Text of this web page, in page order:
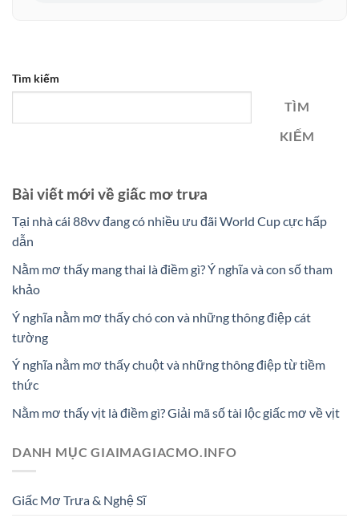
Tìm kiếm
TÌM
KIẾM
Bài viết mới về giấc mơ trưa
Tại nhà cái 88vv đang có nhiều ưu đãi World Cup cực hấp
dẫn
Nằm mơ thấy mang thai là điềm gì? Ý nghĩa và con số tham
khảo
Ý nghĩa nằm mơ thấy chó con và những thông điệp cát
tường
Ý nghĩa nằm mơ thấy chuột và những thông điệp từ tiềm
thức
Nằm mơ thấy vịt là điềm gì? Giải mã số tài lộc giấc mơ về vịt
DANH MỤC GIAIMAGIACMO.INFO
Giấc Mơ Trưa & Nghệ Sĩ